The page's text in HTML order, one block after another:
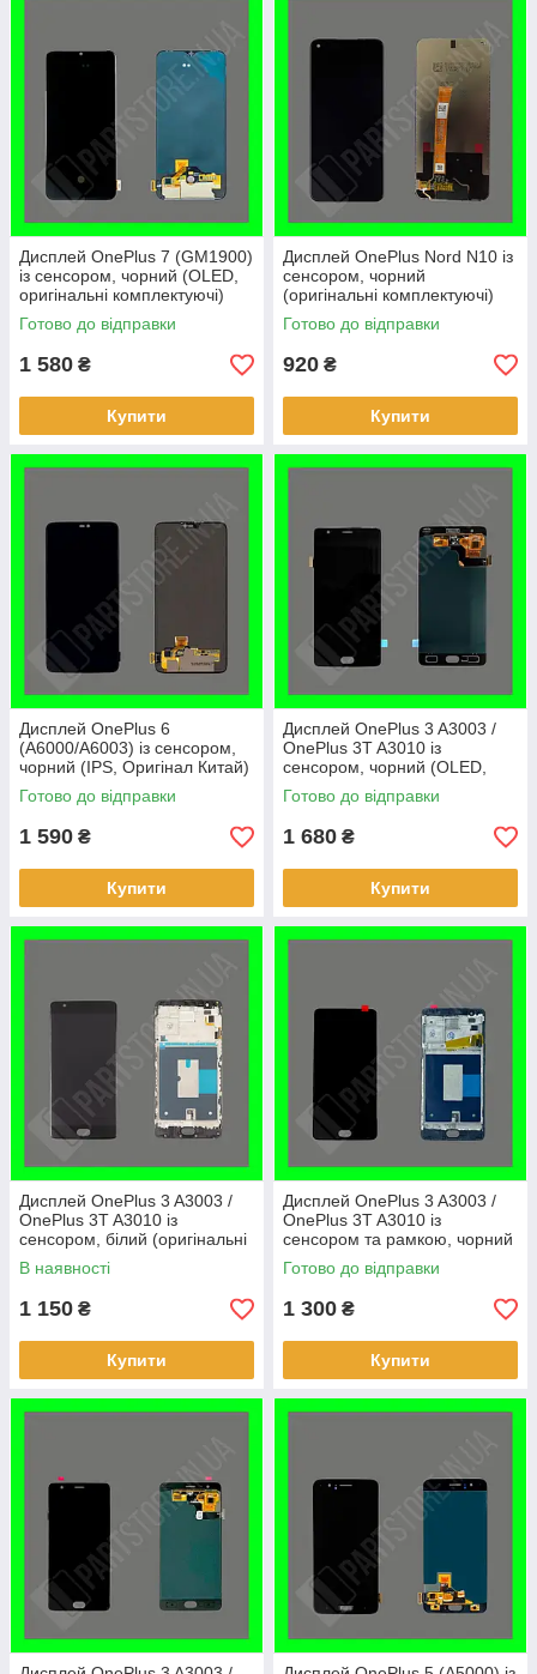
Дисплей OnePlus 7 (GM1900)
із сенсором, чорний (OLED,
оригінальні комплектуючі)
Готово до відправки
1 580 ₴
Купити
Дисплей OnePlus Nord N10 із
сенсором, чорний
(оригінальні комплектуючі)
Готово до відправки
920 ₴
Купити
Дисплей OnePlus 6
(A6000/A6003) із сенсором,
чорний (IPS, Оригінал Китай)
Готово до відправки
1 590 ₴
Купити
Дисплей OnePlus 3 A3003 /
OnePlus 3T A3010 із
сенсором, чорний (OLED,
оригінальні комплектуючі)
Готово до відправки
1 680 ₴
Купити
Дисплей OnePlus 3 A3003 /
OnePlus 3T A3010 із
сенсором, білий (оригінальні
комплектуючі)
В наявності
1 150 ₴
Купити
Дисплей OnePlus 3 A3003 /
OnePlus 3T A3010 із
сенсором та рамкою, чорний
(OLED, оригінальні
комплектуючі)
Готово до відправки
1 300 ₴
Купити